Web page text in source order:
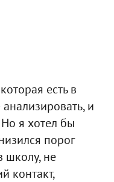
есть в
и
я хотел бы
порог
школу, не
контакт,